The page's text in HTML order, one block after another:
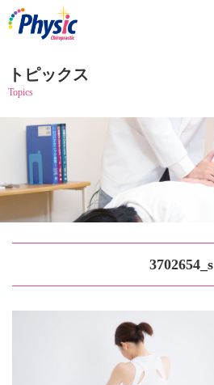
トピックス
Topics
3702654_s